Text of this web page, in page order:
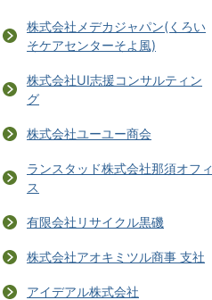
株式会社メデカジャパン(くろい
そケアセンターそよ風)
株式会社UI志援コンサルティン
グ
株式会社ユーユー商会
ランスタッド株式会社那須オフィ
ス
有限会社リサイクル黒磯
株式会社アオキミツル商事 支社
アイデアル株式会社